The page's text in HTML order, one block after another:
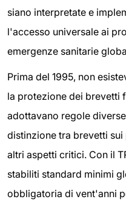
siano interpretate e
l'accesso universale ai
emergenze sanitarie
Prima del 1995, non
la protezione dei brevetti
adottavano regole
distinzione tra brevetti
altri aspetti critici. Con il
stabiliti standard minimi
obbligatoria di vent'anni